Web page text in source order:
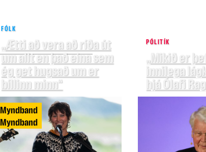
Myndband
FÓLK
„Ætti að vera að ríða út
um allt en það eina sem
ég get hugsað um er
bíllinn minn“
Myndband
PÓLITÍK
„Mikið er
innilega
hjá Ólafi